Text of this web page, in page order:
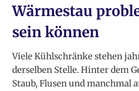
Wärmestau
sein können
Viele Kühlschränke stehen
derselben Stelle. Hinter dem
Staub, Flusen und manchmal